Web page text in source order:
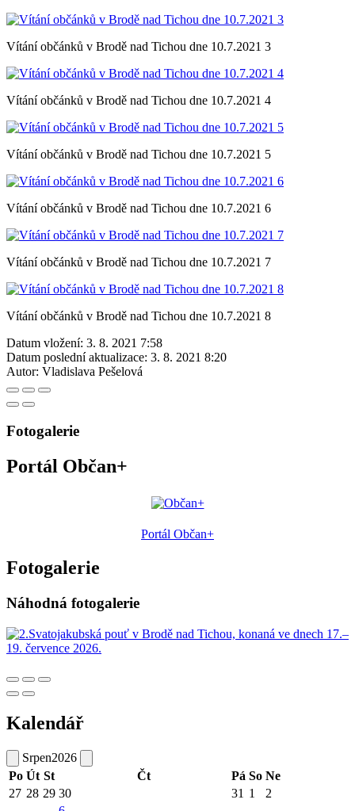
Vítání občánků v Brodě nad Tichou dne 10.7.2021 3
Vítání občánků v Brodě nad Tichou dne 10.7.2021 4
Vítání občánků v Brodě nad Tichou dne 10.7.2021 5
Vítání občánků v Brodě nad Tichou dne 10.7.2021 6
Vítání občánků v Brodě nad Tichou dne 10.7.2021 7
Vítání občánků v Brodě nad Tichou dne 10.7.2021 8
Datum vložení: 3. 8. 2021 7:58
Datum poslední aktualizace: 3. 8. 2021 8:20
Autor: Vladislava Pešelová
Fotogalerie
Portál Občan+
Portál Občan+
Fotogalerie
Náhodná fotogalerie
Kalendář
Srpen2026
Po Út St Čt Pá So Ne
27 28 29 30 31 1
2